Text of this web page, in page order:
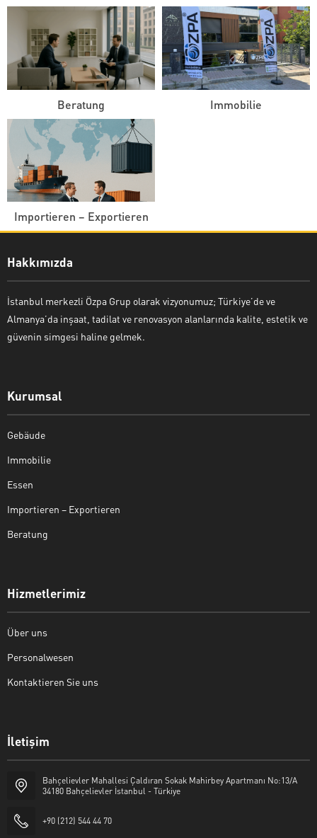
Beratung Immobilie
Importieren – Exportieren
Hakkımızda
İstanbul merkezli Özpa Grup olarak vizyonumuz; Türkiye’de ve
Almanya’da inşaat, tadilat ve renovasyon alanlarında kalite, estetik ve
güvenin simgesi haline gelmek.
Kurumsal
Gebäude
Immobilie
Essen
Importieren – Exportieren
Beratung
Hizmetlerimiz
Über uns
Personalwesen
Kontaktieren Sie uns
İletişim
Bahçelievler Mahallesi Çaldıran Sokak Mahirbey Apartmanı No:13/A
34180 Bahçelievler İstanbul - Türkiye
+90 (212) 544 44 70
Limited Şirketi